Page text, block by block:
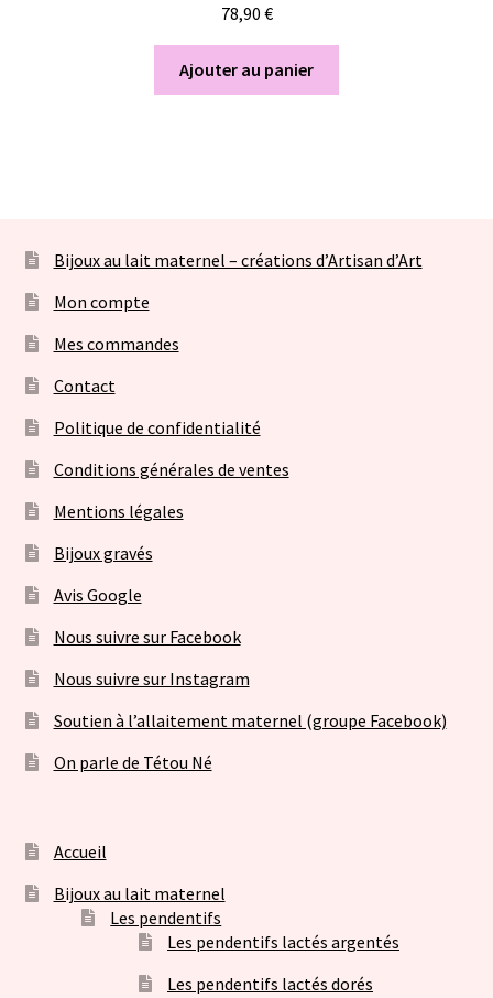
78,90 €
Ajouter au panier
Bijoux au lait maternel – créations d’Artisan d’Art
Mon compte
Mes commandes
Contact
Politique de confidentialité
Conditions générales de ventes
Mentions légales
Bijoux gravés
Avis Google
Nous suivre sur Facebook
Nous suivre sur Instagram
Soutien à l’allaitement maternel (groupe Facebook)
On parle de Tétou Né
Accueil
Bijoux au lait maternel
Les pendentifs
Les pendentifs lactés argentés
Les pendentifs lactés dorés